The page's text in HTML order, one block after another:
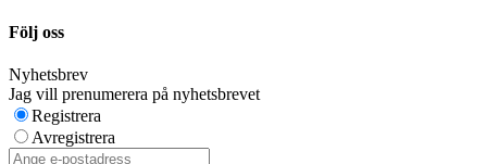
Följ oss
Nyhetsbrev
Jag vill prenumerera på nyhetsbrevet
Registrera
Avregistrera